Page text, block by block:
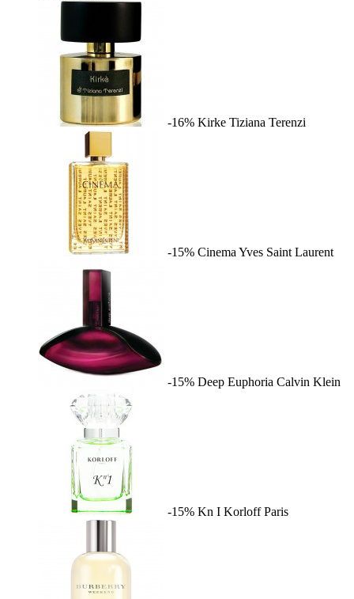
-16% Kirke Tiziana Terenzi
-15% Cinema Yves Saint Laurent
-15% Deep Euphoria Calvin Klein
-15% Kn I Korloff Paris